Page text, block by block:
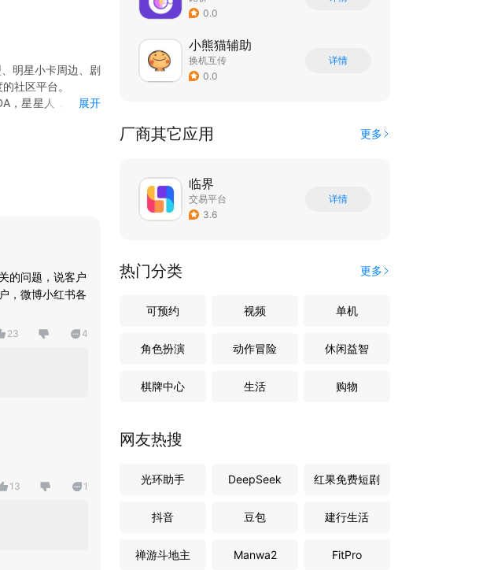
明星小卡周边、剧
社区平台。
，星星人，小马宝
，提供 100% 正品
展开
的问题，说客户
，微博小红书各
23 4
13 1
0.0
小熊猫辅助
换机互传
0.0
详情
厂商其它应用 更多
临界
交易平台
3.6
详情
热门分类 更多
可预约 视频 单机
角色扮演 动作冒险 休闲益智
棋牌中心 生活 购物
网友热搜
光环助手 DeepSeek 红果免费短剧
抖音 豆包 建行生活
禅游斗地主 Manwa2 FitPro